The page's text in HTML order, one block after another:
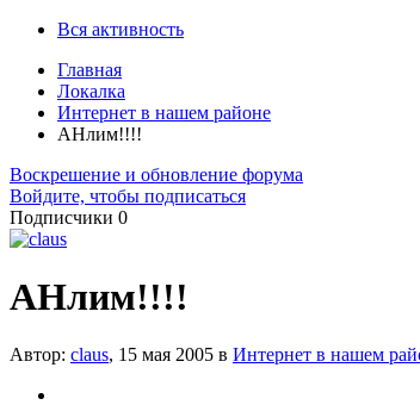
Вся активность
Главная
Локалка
Интернет в нашем районе
АНлим!!!!
Воскрешение и обновление форума
Войдите, чтобы подписаться
Подписчики 0
АНлим!!!!
Автор: claus, 15 мая 2005 в Интернет в нашем